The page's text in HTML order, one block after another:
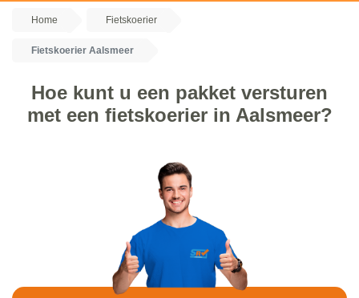
Home Fietskoerier
Fietskoerier Aalsmeer
Hoe kunt u een pakket versturen
met een fietskoerier in Aalsmeer?